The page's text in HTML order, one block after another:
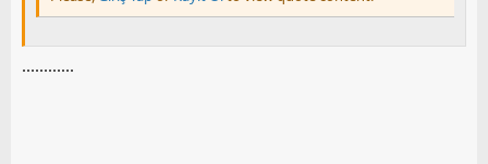
n
h
............